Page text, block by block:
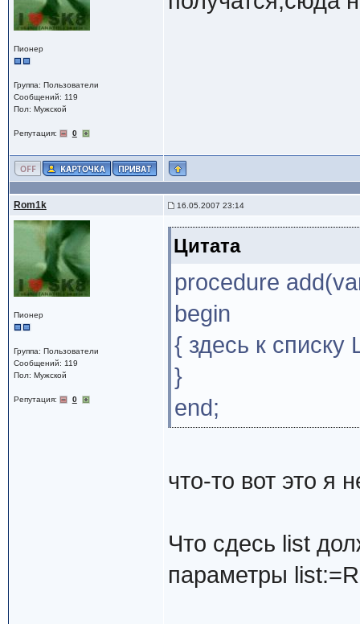
Пионер
Группа: Пользователи
Сообщений: 119
Пол: Мужской
Репутация: 0
Rom1k 16.05.2007 23:14
Пионер
Группа: Пользователи
Сообщений: 119
Пол: Мужской
Репутация: 0
Цитата
procedure
begin
{ здесь к
}
end;
что-то вот это я
Что сдесь list
параметры